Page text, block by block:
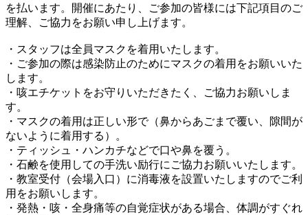
を払います。開催にあたり、ご参加の皆様には下記項目のご
理解、ご協力をお願い申し上げます。
・スタッフは全員マスクを着用いたします。
・ご参加の際は感染防止のためにマスクの着用をお願いいた
します。
・咳エチケットをお守りいただきたく、ご協力お願いしま
す。
・マスクの着用は正しい形で（鼻からあごまで覆い、隙間が
ないように着用する）。
・ティッシュ・ハンカチなどで口や鼻を覆う。
・石鹸を使用しての手洗い励行にご協力お願いいたします。
・教室受付（会場入口）に消毒液を設置いたしますのでご利
用をお願いします。
・発熱・咳・全身痛等の自覚症状がある場合、体調がすぐれ